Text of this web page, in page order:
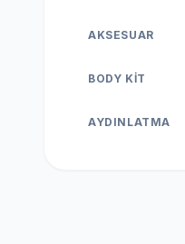
AKSESUAR
BODY KIT
AYDINLATMA